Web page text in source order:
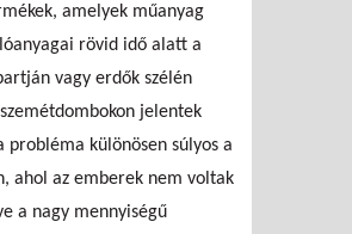
amelyek műanyag
rövid idő alatt a
vagy erdők szélén
jelentek
probléma különösen súlyos a
ahol az emberek nem voltak
a nagy mennyiségű